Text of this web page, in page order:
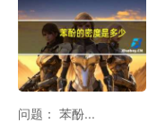
问题： 苯酚...